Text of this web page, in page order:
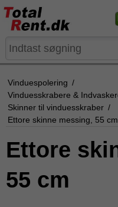
Vinduespolering /
Vinduesskrabere &
Skinner til vinduesskraber /
Ettore skinne messing, 55 cm
Ettore
55 cm